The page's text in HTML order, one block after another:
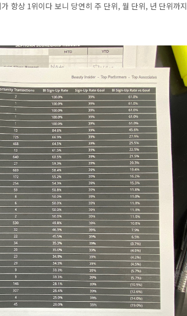
항상 1위이다 보니 당연히 주 단위, 월 단위, 년 단위까지